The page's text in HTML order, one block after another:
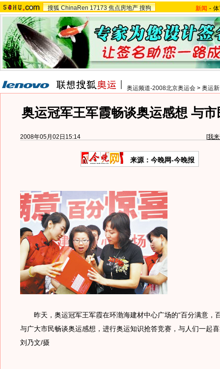
搜狐 ChinaRen 17173 焦点房地产 搜狗 新闻 -
奥运频道-2008北京奥运会 > 奥运
奥运冠军王军霞畅谈奥运感想 与
2008年05月02日15:14 [我
来源：今晚网-今晚报
昨天，奥运冠军王军霞在环渤海建材中心广场的“百分满意，
与广大市民畅谈奥运感想，进行奥运知识抢答竞赛，与人们一起
刘乃文/摄